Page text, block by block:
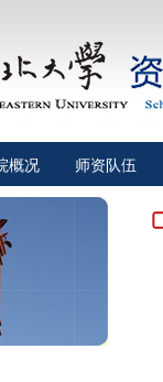
概况 师资队伍